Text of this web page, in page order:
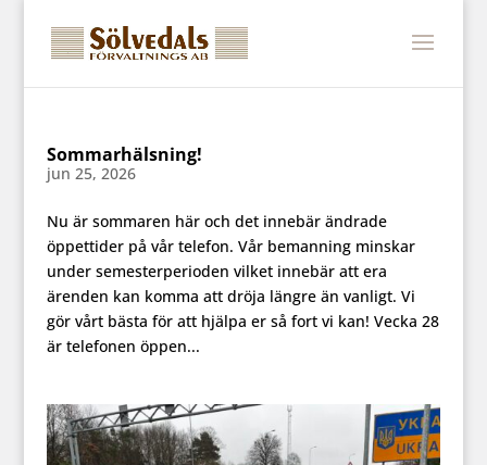
Sommarhälsning!
jun 25, 2026
Nu är sommaren här och det innebär ändrade
öppettider på vår telefon. Vår bemanning minskar
under semesterperioden vilket innebär att era
ärenden kan komma att dröja längre än vanligt. Vi
gör vårt bästa för att hjälpa er så fort vi kan! Vecka 28
är telefonen öppen...